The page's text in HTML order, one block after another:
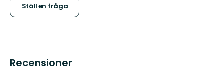
Ställ en fråga
Recensioner